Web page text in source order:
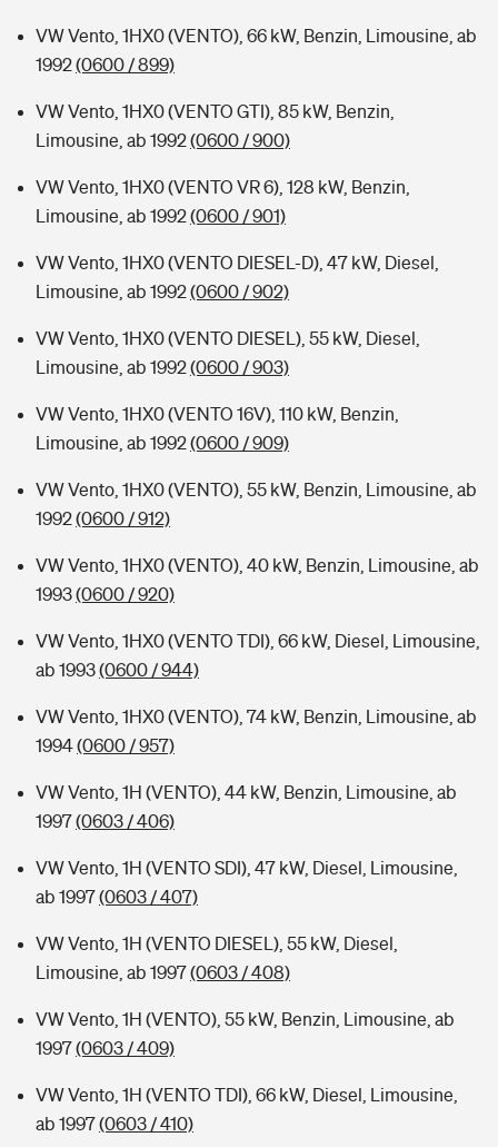
Typklassen: So ist Ihr Auto eingestuft
VW Vento, 1HX0 (VENTO), 66 kW, Benzin, Limousine, ab
1992(0600 / 899)
VW Vento, 1HX0 (VENTO GTI), 85 kW, Benzin,
Limousine, ab 1992(0600 / 900)
VW Vento, 1HX0 (VENTO VR 6), 128 kW, Benzin,
Limousine, ab 1992(0600 / 901)
VW Vento, 1HX0 (VENTO DIESEL-D), 47 kW, Diesel,
Limousine, ab 1992(0600 / 902)
VW Vento, 1HX0 (VENTO DIESEL), 55 kW, Diesel,
Limousine, ab 1992(0600 / 903)
VW Vento, 1HX0 (VENTO 16V), 110 kW, Benzin,
Limousine, ab 1992(0600 / 909)
VW Vento, 1HX0 (VENTO), 55 kW, Benzin, Limousine, ab
1992(0600 / 912)
VW Vento, 1HX0 (VENTO), 40 kW, Benzin, Limousine, ab
1993(0600 / 920)
VW Vento, 1HX0 (VENTO TDI), 66 kW, Diesel, Limousine,
ab 1993(0600 / 944)
VW Vento, 1HX0 (VENTO), 74 kW, Benzin, Limousine, ab
1994(0600 / 957)
VW Vento, 1H (VENTO), 44 kW, Benzin, Limousine, ab
1997(0603 / 406)
VW Vento, 1H (VENTO SDI), 47 kW, Diesel, Limousine,
ab 1997(0603 / 407)
VW Vento, 1H (VENTO DIESEL), 55 kW, Diesel,
Limousine, ab 1997(0603 / 408)
VW Vento, 1H (VENTO), 55 kW, Benzin, Limousine, ab
1997(0603 / 409)
VW Vento, 1H (VENTO TDI), 66 kW, Diesel, Limousine,
ab 1997(0603 / 410)